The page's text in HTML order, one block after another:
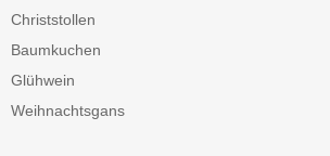
Christstollen
Baumkuchen
Glühwein
Weihnachtsgans